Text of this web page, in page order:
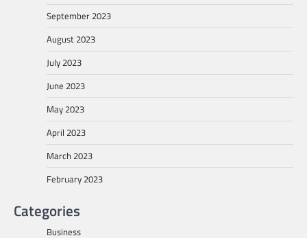
September 2023
August 2023
July 2023
June 2023
May 2023
April 2023
March 2023
February 2023
Categories
Business